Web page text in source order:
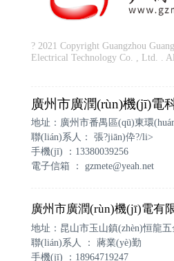
? 2021 Copyright Guangzhou
Electrical Technology Co. , Ltd. .
廣州市廣潤(rùn)機(jī)電
地址：廣州市番禺區(qū)東環
聯(lián)系人： 張?jiān)伜?/li>
手機(jī) ：13380039256
電子信箱 ： gzmete@yeah.net
廣州市廣潤(rùn)機(jī)電有
地址：昆山市玉山鎮(zhèn)恒龍
聯(lián)系人 ： 蔣業(yè)勤
手機(jī) ：18964719247